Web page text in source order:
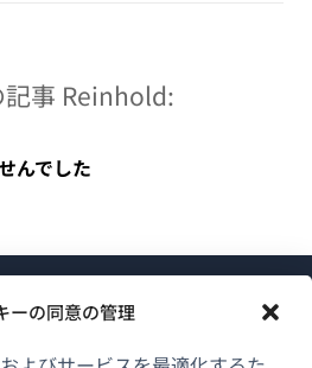
ーの同意の管理
記事 Reinhold:
んでした